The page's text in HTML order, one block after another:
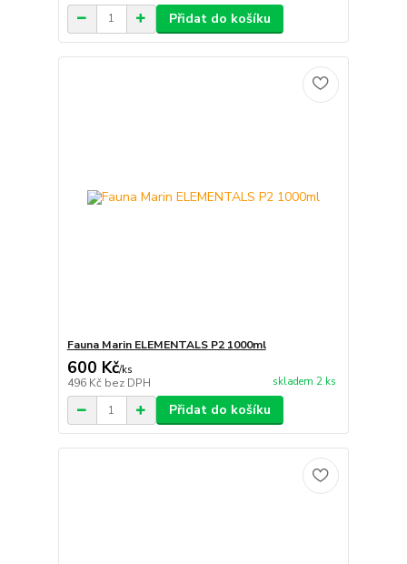
Přidat do košíku
Fauna Marin ELEMENTALS P2 1000ml
600 Kč/ks
496 Kč bez DPH skladem 2 ks
Přidat do košíku